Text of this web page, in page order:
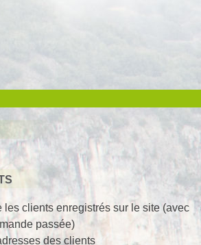
la simplicité
les clients enregistrés sur le site (avec
passée)
des clients